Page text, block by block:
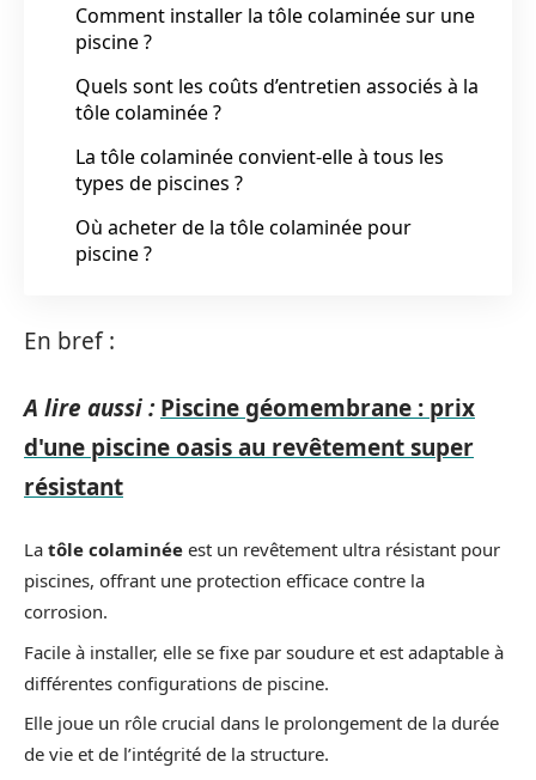
Comment installer la tôle colaminée sur une
piscine ?
Quels sont les coûts d’entretien associés à la
tôle colaminée ?
La tôle colaminée convient-elle à tous les
types de piscines ?
Où acheter de la tôle colaminée pour
piscine ?
En bref :
A lire aussi : Piscine géomembrane : prix
d'une piscine oasis au revêtement super
résistant
La tôle colaminée est un revêtement ultra résistant pour
piscines, offrant une protection efficace contre la
corrosion.
Facile à installer, elle se fixe par soudure et est adaptable à
différentes configurations de piscine.
Elle joue un rôle crucial dans le prolongement de la durée
de vie et de l’intégrité de la structure.